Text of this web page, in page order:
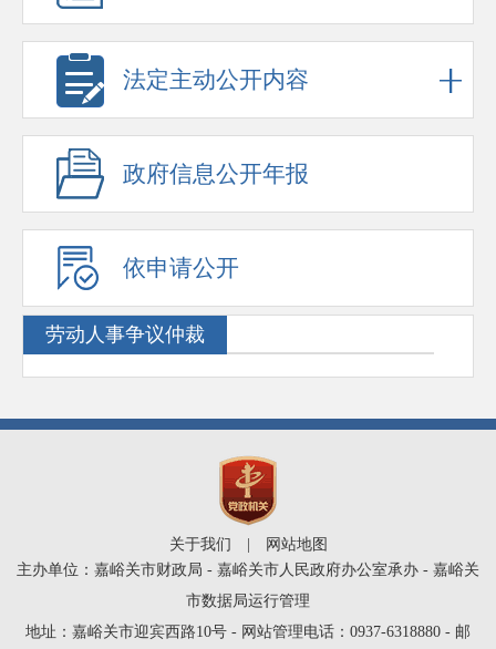
法定主动公开内容
政府信息公开年报
依申请公开
劳动人事争议仲裁
关于我们
网站地图
主办单位：嘉峪关市财政局 - 嘉峪关市人民政府办公室承办 - 嘉峪关
市数据局运行管理
地址：嘉峪关市迎宾西路10号 - 网站管理电话：0937-6318880 - 邮